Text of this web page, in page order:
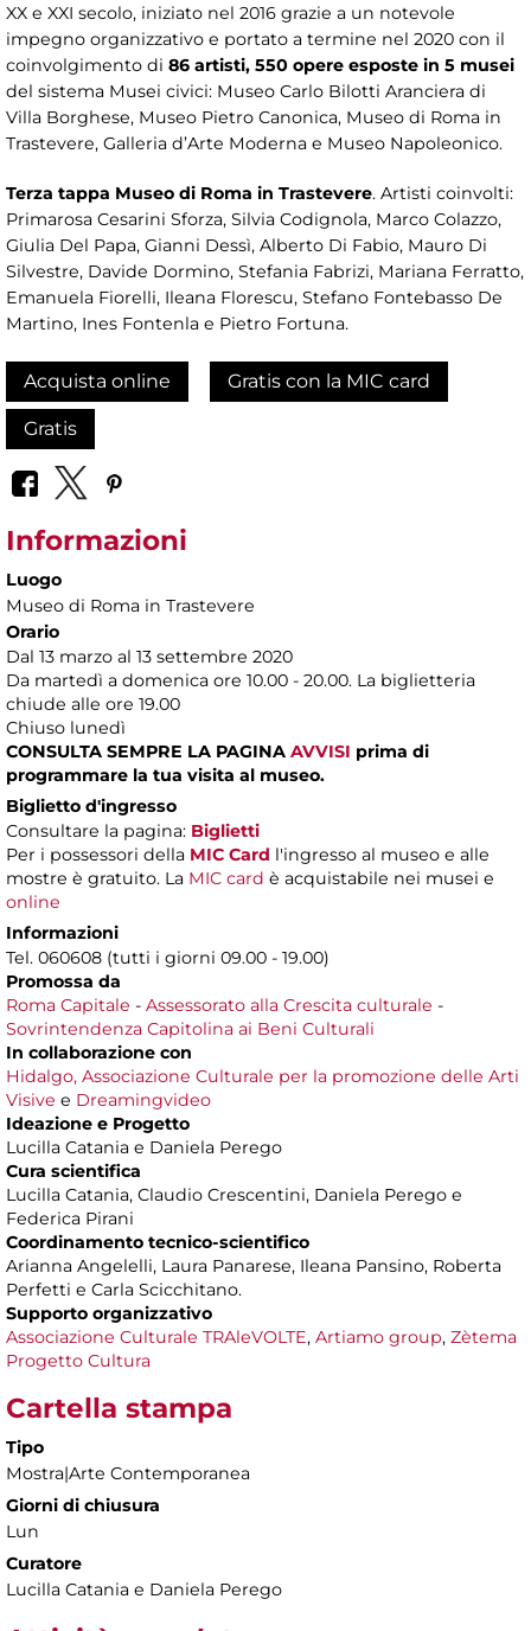
XX e XXI secolo, iniziato nel 2016 grazie a un notevole
impegno organizzativo e portato a termine nel 2020 con il
coinvolgimento di 86 artisti, 550 opere esposte in 5 musei
del sistema Musei civici: Museo Carlo Bilotti Aranciera di
Villa Borghese, Museo Pietro Canonica, Museo di Roma in
Trastevere, Galleria d’Arte Moderna e Museo Napoleonico.
Terza tappa Museo di Roma in Trastevere. Artisti coinvolti:
Primarosa Cesarini Sforza, Silvia Codignola, Marco Colazzo,
Giulia Del Papa, Gianni Dessì, Alberto Di Fabio, Mauro Di
Silvestre, Davide Dormino, Stefania Fabrizi, Mariana Ferratto,
Emanuela Fiorelli, Ileana Florescu, Stefano Fontebasso De
Martino, Ines Fontenla e Pietro Fortuna.
Acquista online Gratis con la MIC card
Gratis
Informazioni
Luogo
Museo di Roma in Trastevere
Orario
Dal 13 marzo al 13 settembre 2020
Da martedì a domenica ore 10.00 - 20.00. La biglietteria
chiude alle ore 19.00
Chiuso lunedì
CONSULTA SEMPRE LA PAGINA AVVISI prima di
programmare la tua visita al museo.
Biglietto d'ingresso
Consultare la pagina: Biglietti
Per i possessori della MIC Card l'ingresso al museo e alle
mostre è gratuito. La MIC card è acquistabile nei musei e
online
Informazioni
Tel. 060608 (tutti i giorni 09.00 - 19.00)
Promossa da
Roma Capitale - Assessorato alla Crescita culturale -
Sovrintendenza Capitolina ai Beni Culturali
In collaborazione con
Hidalgo, Associazione Culturale per la promozione delle Arti
Visive e Dreamingvideo
Ideazione e Progetto
Lucilla Catania e Daniela Perego
Cura scientifica
Lucilla Catania, Claudio Crescentini, Daniela Perego e
Federica Pirani
Coordinamento tecnico-scientifico
Arianna Angelelli, Laura Panarese, Ileana Pansino, Roberta
Perfetti e Carla Scicchitano.
Supporto organizzativo
Associazione Culturale TRAleVOLTE, Artiamo group, Zètema
Progetto Cultura
Cartella stampa
Tipo
Mostra|Arte Contemporanea
Giorni di chiusura
Lun
Curatore
Lucilla Catania e Daniela Perego